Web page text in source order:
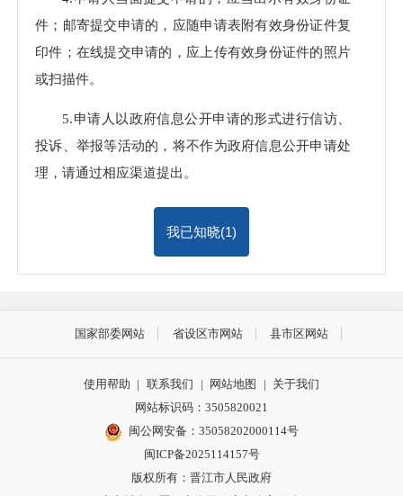
件；邮寄提交申请的，应随申请表附有效身份证件复
印件；在线提交申请的，应上传有效身份证件的照片
或扫描件。
5.申请人以政府信息公开申请的形式进行信访、
投诉、举报等活动的，将不作为政府信息公开申请处
理，请通过相应渠道提出。
我已知晓(1)
国家部委网站 省设区市网站 县市区网站
使用帮助 | 联系我们 | 网站地图 | 关于我们
网站标识码：3505820021
闽公网安备：35058202000114号
闽ICP备2025114157号
版权所有：晋江市人民政府